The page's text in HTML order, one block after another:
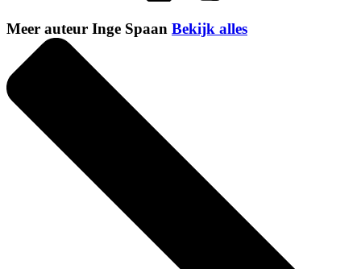
Meer auteur Inge Spaan Bekijk alles